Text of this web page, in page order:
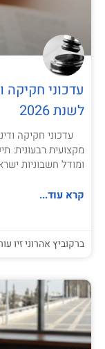
עדכוני חקיקה
לשנת 2026
מקצועית רבעונית:
ומודל חשבוניות ישראל |
קרא עוד...
ברקוביץ אהרוני זיו